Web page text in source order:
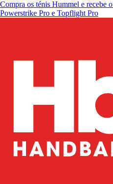
Compra os ténis Hummel e recebe o
Powerstrike Pro e Topflight Pro